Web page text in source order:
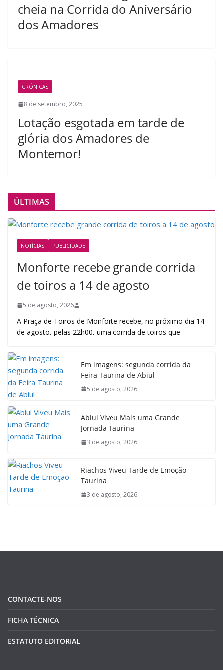
cheia na Corrida do Aniversário
dos Amadores
CRÓNICAS
8 de setembro, 2025
Lotação esgotada em tarde de
glória dos Amadores de
Montemor!
ÚLTIMAS
NOTÍCIAS PUBLICIDADE
Monforte recebe grande corrida
de toiros a 14 de agosto
5 de agosto, 2026
A Praça de Toiros de Monforte recebe, no próximo dia 14
de agosto, pelas 22h00, uma corrida de toiros que
Em imagens: segunda corrida da
Feira Taurina de Abiul
5 de agosto, 2026
Abiul Viveu Mais uma Grande
Jornada Taurina
3 de agosto, 2026
Riachos Viveu Tarde de Emoção
Taurina
3 de agosto, 2026
CONTACTE-NOS
FICHA TÉCNICA
ESTATUTO EDITORIAL